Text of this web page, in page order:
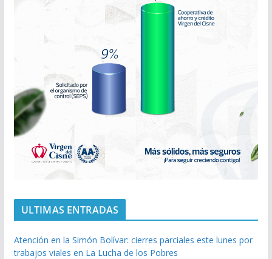
ULTIMAS ENTRADAS
Atención en la Simón Bolívar: cierres parciales este lunes por
trabajos viales en La Lucha de los Pobres